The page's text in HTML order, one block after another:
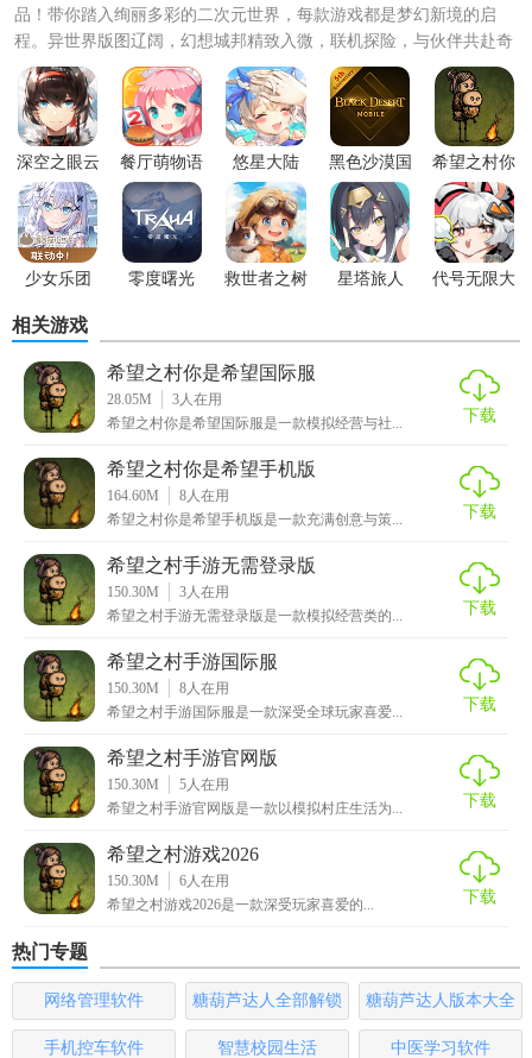
4. 社交元素：强调团队合作与社交互动，玩家可以结交新朋
5. 教育意义：游戏不仅具有娱乐性，还蕴含着深刻的教育意
义，让玩家在游戏中学习到生存技能、历史知识和社会规
则。
【希望之村你是希望手游技巧】
1. 合理分配时间：在游戏中，时间管理至关重要。要合理规
造等，这将大大提高生存效率和文明发展速度。
3. 社交合作：与其他玩家建立良好的合作关系，共同分担任
务和资源，可以更快地推动文明进步。
4. 风险管理：面对自然灾害和敌人时，要保持冷静，制定有
5. 文明规划：在文明发展过程中，要注重规划和布局，确保
资源的有效利用和文明的可持续发展。
【希望之村你是希望手游推荐】
《希望之村》是一款集生存、建设、社交于一体的深度模拟
手游，适合喜欢探索、思考和社交的玩家。在这里，你将体
验到生命的奇迹和文明的辉煌，与全球玩家一起创造属于你
们的希望之村。快来加入我们，共同书写属于你们的传奇故
事吧！
品！带你踏入绚丽多彩的二次元世界，每款游戏都是梦幻新境的启
程。异世界版图辽阔，幻想城邦精致入微，联机探险，与伙伴共赴奇
妙旅程。战斗热血，乐趣无穷，...
深空之眼云
游戏
餐厅萌物语
最新版
悠星大陆
黑色沙漠国
际服
希望之村你
是希望手游
少女乐团
零度曙光
救世者之树
星塔旅人
代号无限大
相关游戏
希望之村你是希望国际服
28.05M 3 人在用
希望之村你是希望国际服是一款模拟经营与社...
下载
希望之村你是希望手机版
164.60M 8 人在用
希望之村你是希望手机版是一款充满创意与策...
下载
希望之村手游无需登录版
150.30M 3 人在用
希望之村手游无需登录版是一款模拟经营类的...
下载
希望之村手游国际服
150.30M 8 人在用
希望之村手游国际服是一款深受全球玩家喜爱...
下载
希望之村手游官网版
150.30M 5 人在用
希望之村手游官网版是一款以模拟村庄生活为...
下载
希望之村游戏2026
150.30M 6 人在用
希望之村游戏2026是一款深受玩家喜爱的...
下载
热门专题
网络管理软件
糖葫芦达人全部解锁
版
糖葫芦达人版本大全
手机控车软件 智慧校园生活 中医学习软件